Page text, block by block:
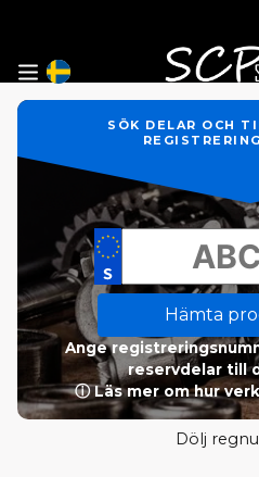
SÖK DELAR OCH
Hämta
Ange
reservdelar till
ⓘ Läs mer om hur
Dölj